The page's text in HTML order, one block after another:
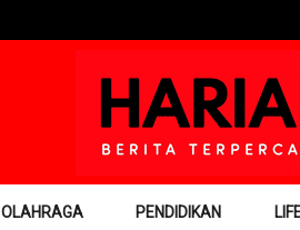
OLAHRAGA PENDIDIKAN